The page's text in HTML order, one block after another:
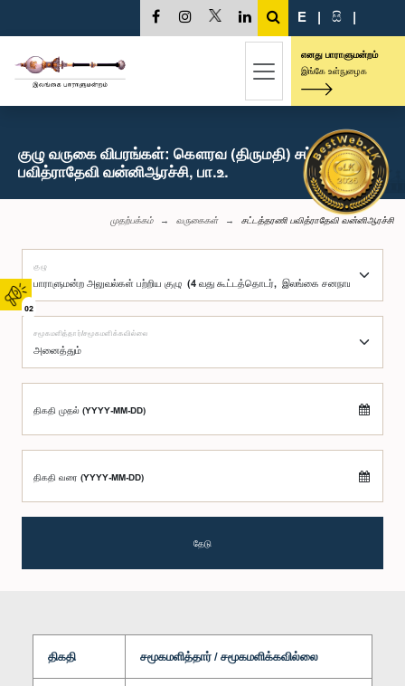
02
E | සි |
எனது பாராளுமன்றம்
இங்கே உள்நுழைக
குழு வருகை விபரங்கள்: கௌரவ (திருமதி) சட்டத்தரணி
பவித்ராதேவி வன்னிஆரச்சி, பா.உ.
முதற்பக்கம் வருகைகள் சட்டத்தரணி பவித்ராதேவி வன்னிஆரச்சி
குழு
சமூகமளித்தார்/சமூகமளிக்கவில்லை
திகதி முதல் (YYYY-MM-DD)
திகதி வரை (YYYY-MM-DD)
தேடு
திகதி சமூகமளித்தார் / சமூகமளிக்கவில்லை